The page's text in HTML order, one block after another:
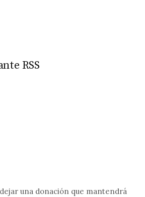
RSS
una donación que mantendrá